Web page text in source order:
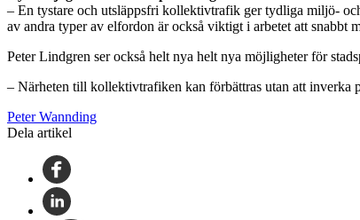
– En tystare och utsläppsfri kollektivtrafik ger tydliga miljö-
av andra typer av elfordon är också viktigt i arbetet att snabbt
Peter Lindgren ser också helt nya helt nya möjligheter för
– Närheten till kollektivtrafiken kan förbättras utan att inverka
Peter Wannding
Dela artikel